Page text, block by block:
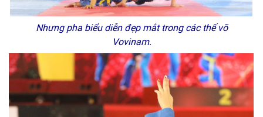
Nhưng pha biểu diễn đẹp mắt trong các thế võ
Vovinam.